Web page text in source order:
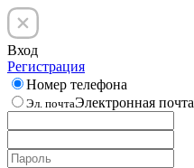
Вход
Регистрация
Номер телефона
Эл. почтаЭлектронная почта